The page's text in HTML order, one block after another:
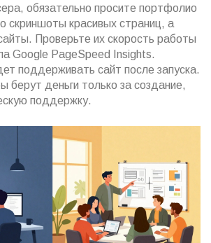
обязательно просите портфолио
скриншоты красивых страниц, а
Проверьте их скорость работы
Google PageSpeed Insights.
поддерживать сайт после запуска.
берут деньги только за создание,
поддержку.